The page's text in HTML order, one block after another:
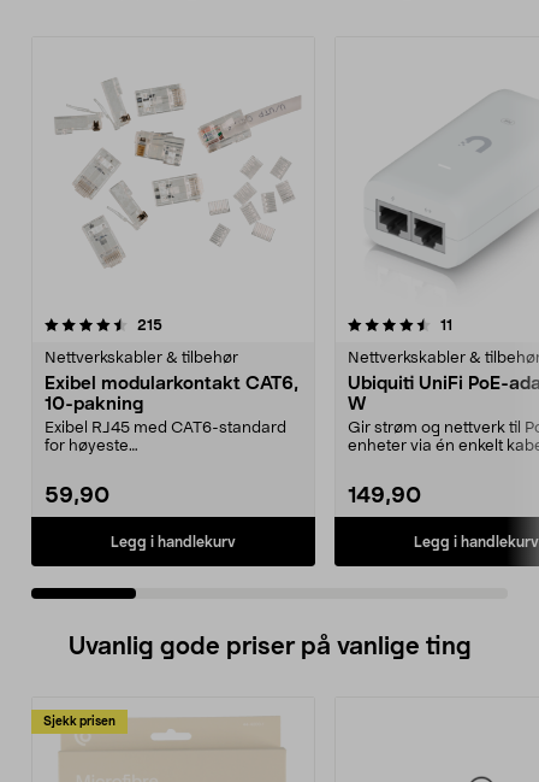
215anmeldelser
Nettverkskabler & tilbehør
Exibel modularkontakt CAT6,
10-pakning
Exibel RJ45 med CAT6-standard
for høyeste
59,90
Legg i handlekurv
4.5 av 5 stjerner 11
Nettverkskabler &
Ubiquiti UniFi PoE-
W
Gir strøm og nettverk til
enheter via én enkelt
149,90
Legg i handlekurv
4.5 av 5 stjerner
Uvanlig gode priser på vanlige ting
Sjekk prisen